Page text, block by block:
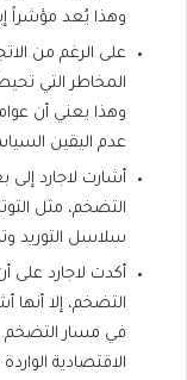
وهذا يُعد مؤشراً
على الرغم من
المخاطر التي
وهذا يعني أن
عدم اليقين
أشارت لاجارد إلى
التضخم، مثل
سلاسل التوريد
أكدت لاجارد على
التضخم، إلا أنها
في مسار التضخم.
الاقتصادية